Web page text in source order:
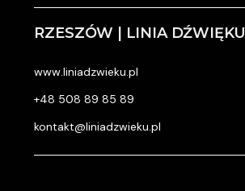
RZESZÓW | LINIA DŹWIĘKU
www.liniadzwieku.pl
+48 508 89 85 89
kontakt@liniadzwieku.pl